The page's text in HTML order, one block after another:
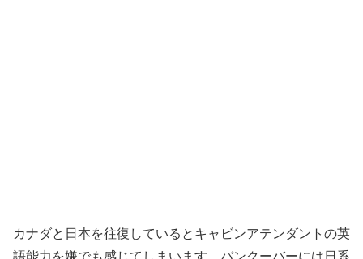
カナダと日本を往復しているとキャビンアテンダントの英
語能力を嫌でも感じてしまいます。バンクーバーには日系